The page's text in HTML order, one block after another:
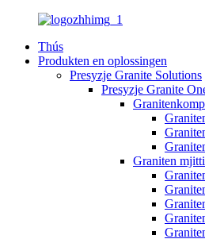
Thús
Produkten en oplossingen
Presyzje Granite Solutions
Presyzje Granite
Graniten